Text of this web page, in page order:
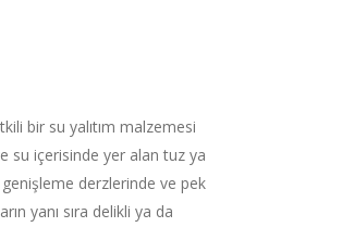
bir su yalıtım malzemesi
su içerisinde yer alan tuz ya
genişleme derzlerinde ve pek
yanı sıra delikli ya da